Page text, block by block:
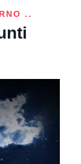
..